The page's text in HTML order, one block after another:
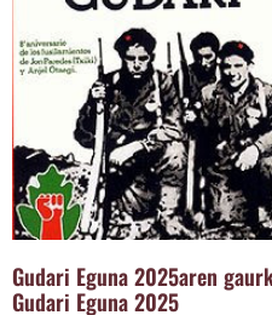
Guda­ri Egu­na 2025aren
Guda­ri Egu­na 2025